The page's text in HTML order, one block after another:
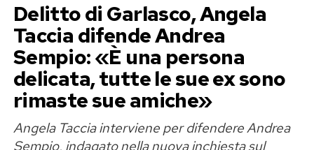
Delitto di Garlasco, Angela
Taccia difende Andrea
Sempio: «È una persona
delicata, tutte le sue ex sono
rimaste sue amiche»
Angela Taccia interviene per difendere Andrea
Sempio, indagato nella nuova inchiesta sul